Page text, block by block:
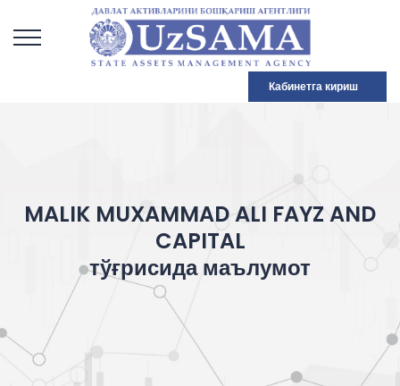
Кабинетга кириш
MALIK MUXAMMAD ALI FAYZ AND
CAPITAL
тўғрисида маълумот